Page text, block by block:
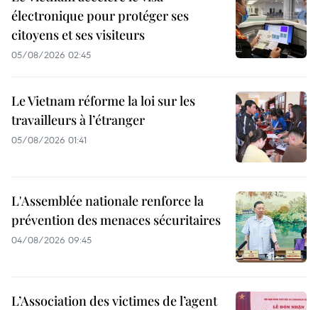
électronique pour protéger ses
citoyens et ses visiteurs
05/08/2026 02:45
Le Vietnam réforme la loi sur les
travailleurs à l’étranger
05/08/2026 01:41
L'Assemblée nationale renforce la
prévention des menaces sécuritaires
04/08/2026 09:45
L’Association des victimes de l’agent